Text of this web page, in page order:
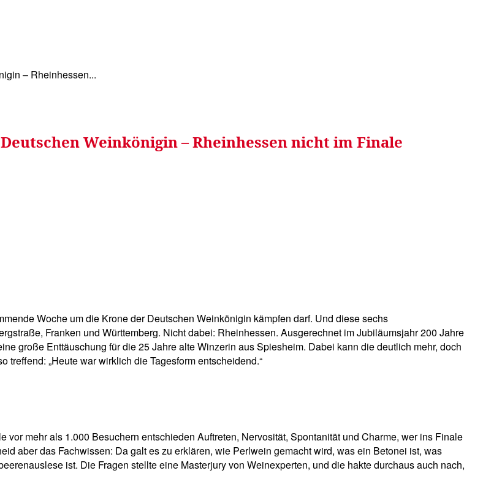
– Rheinhessen...
Weinkönigin – Rheinhessen nicht im Finale
Woche um die Krone der Deutschen Weinkönigin kämpfen darf. Und diese sechs
Franken und Württemberg. Nicht dabei: Rheinhessen. Ausgerechnet im Jubiläumsjahr 200 Jahre
große Enttäuschung für die 25 Jahre alte Winzerin aus Spiesheim. Dabei kann die deutlich mehr, doch
„Heute war wirklich die Tagesform entscheidend.“
mehr als 1.000 Besuchern entschieden Auftreten, Nervosität, Spontanität und Charme, wer ins Finale
aber das Fachwissen: Da galt es zu erklären, wie Perlwein gemacht wird, was ein Betonei ist, was
ist. Die Fragen stellte eine Masterjury von Weinexperten, und die hakte durchaus auch nach,